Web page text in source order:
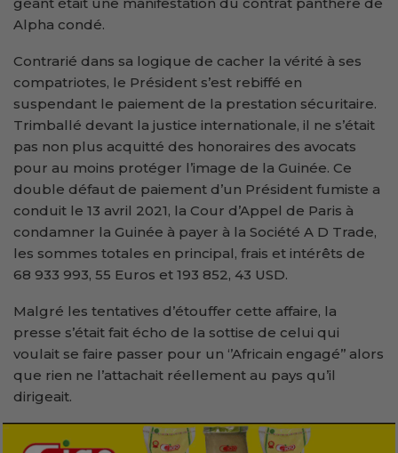
Alpha condé.
Contrarié dans sa logique de cacher la vérité à ses
compatriotes, le Président s’est rebiffé en
suspendant le paiement de la prestation sécuritaire.
Trimballé devant la justice internationale, il ne s’était
pas non plus acquitté des honoraires des avocats
pour au moins protéger l’image de la Guinée. Ce
double défaut de paiement d’un Président fumiste a
conduit le 13 avril 2021, la Cour d’Appel de Paris à
condamner la Guinée à payer à la Société A D Trade,
les sommes totales en principal, frais et intérêts de
68 933 993, 55 Euros et 193 852, 43 USD.
Malgré les tentatives d’étouffer cette affaire, la
presse s’était fait écho de la sottise de celui qui
voulait se faire passer pour un ‘’Africain engagé’’ alors
que rien ne l’attachait réellement au pays qu’il
dirigeait.